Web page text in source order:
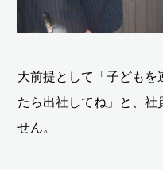
大前提として「子どもを
たら出社してね」と、社
せん。